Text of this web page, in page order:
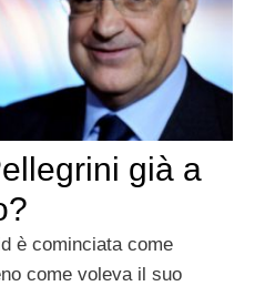
già a
è cominciata come
come voleva il suo